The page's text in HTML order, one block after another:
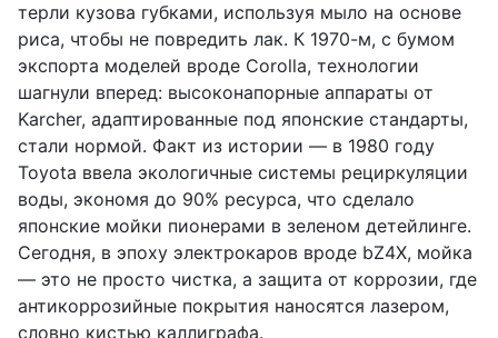
терли кузова губками, используя мыло на основе
риса, чтобы не повредить лак. К 1970-м, с бумом
экспорта моделей вроде Corolla, технологии
шагнули вперед: высоконапорные аппараты от
Karcher, адаптированные под японские стандарты,
стали нормой. Факт из истории — в 1980 году
Toyota ввела экологичные системы рециркуляции
воды, экономя до 90% ресурса, что сделало
японские мойки пионерами в зеленом детейлинге.
Сегодня, в эпоху электрокаров вроде bZ4X, мойка
— это не просто чистка, а защита от коррозии, где
антикоррозийные покрытия наносятся лазером,
словно кистью каллиграфа.